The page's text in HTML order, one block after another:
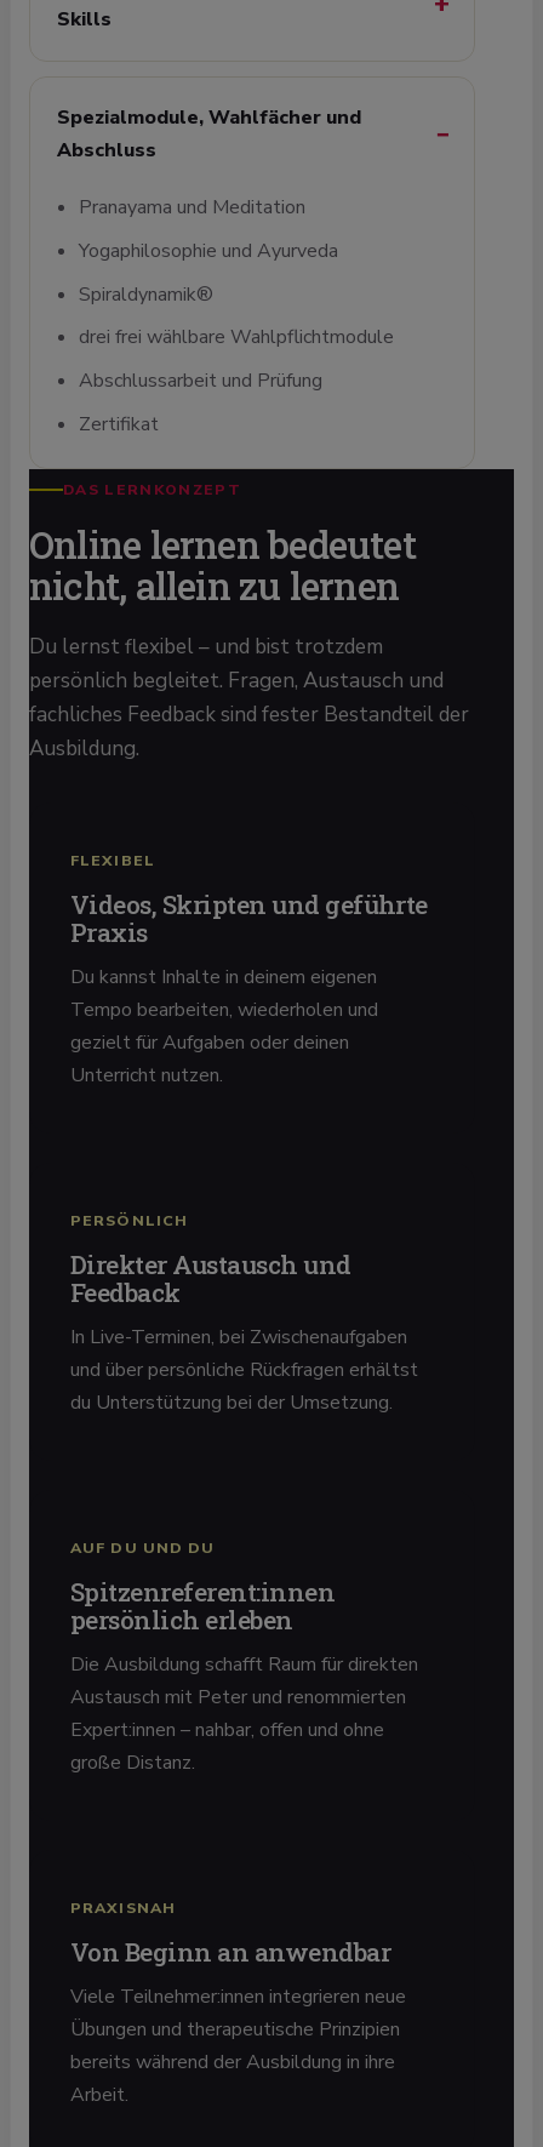
Skills
Spezialmodule, Wahlfächer und
Abschluss
Pranayama und Meditation
Yogaphilosophie und Ayurveda
Spiraldynamik®
drei frei wählbare Wahlpflichtmodule
Abschlussarbeit und Prüfung
Zertifikat
DAS LERNKONZEPT
Online lernen bedeutet
nicht, allein zu lernen
Du lernst flexibel – und bist trotzdem
persönlich begleitet. Fragen, Austausch und
fachliches Feedback sind fester Bestandteil der
Ausbildung.
FLEXIBEL
Videos, Skripten und geführte
Praxis
Du kannst Inhalte in deinem eigenen
Tempo bearbeiten, wiederholen und
gezielt für Aufgaben oder deinen
Unterricht nutzen.
PERSÖNLICH
Direkter Austausch und
Feedback
In Live-Terminen, bei Zwischenaufgaben
und über persönliche Rückfragen erhältst
du Unterstützung bei der Umsetzung.
AUF DU UND DU
Spitzenreferent:innen
persönlich erleben
Die Ausbildung schafft Raum für direkten
Austausch mit Peter und renommierten
Expert:innen – nahbar, offen und ohne
große Distanz.
PRAXISNAH
Von Beginn an anwendbar
Viele Teilnehmer:innen integrieren neue
Übungen und therapeutische Prinzipien
bereits während der Ausbildung in ihre
Arbeit.